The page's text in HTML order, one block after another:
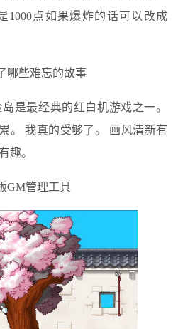
1000点如果爆炸的话可以改成
哪些难忘的故事
是最经典的红白机游戏之一。
。 我真的受够了。 画风清新有
趣。
GM管理工具